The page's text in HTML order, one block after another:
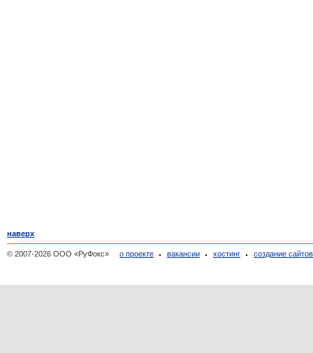
наверх
© 2007-2026 ООО «РуФокс» о проекте вакансии хостинг создание сайтов